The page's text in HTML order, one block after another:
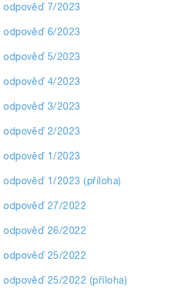
odpověď 7/2023
odpověď 6/2023
odpověď 5/2023
odpověď 4/2023
odpověď 3/2023
odpověď 2/2023
odpověď 1/2023
odpověď 1/2023 (příloha)
odpověď 27/2022
odpověď 26/2022
odpověď 25/2022
odpověď 25/2022 (příloha)